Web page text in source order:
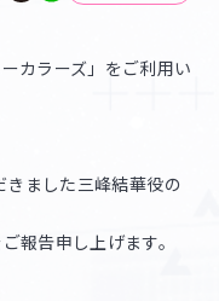
ダイナムコID Link設定
カラーズ」をご利用い
ました三峰結華役の
報告申し上げます。